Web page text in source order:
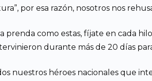
por esa razón, nosotros nos
prenda como estas, fíjate en cada
durante más de 20 días
nuestros héroes nacionales que